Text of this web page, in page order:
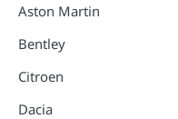
Aston Martin
Bentley
Citroen
Dacia